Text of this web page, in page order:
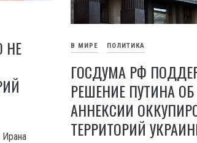
НЕ
Ирана
В МИРЕ ПОЛИТИКА
ГОСДУМА РФ
РЕШЕНИЕ ПУТИНА ОБ
АННЕКСИИ
ТЕРРИТОРИЙ